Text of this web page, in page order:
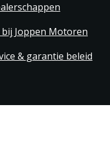
Joppen Motoren
& garantie beleid